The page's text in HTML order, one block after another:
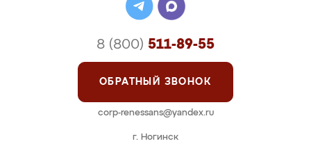
г. Ногинск
8 (800) 511-89-55
ОБРАТНЫЙ ЗВОНОК
corp-renessans@yandex.ru